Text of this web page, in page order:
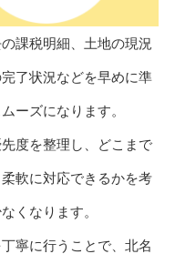
課税明細、土地の現況
了状況などを早めに準
ーズになります。
度を整理し、どこまで
軟に対応できるかを考
くなります。
寧に行うことで、北名